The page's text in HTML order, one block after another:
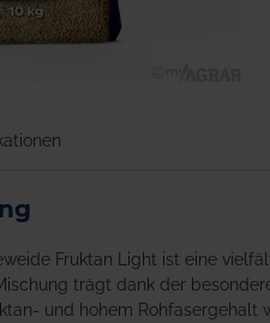
Fruktan Light ist eine
trägt dank der
und hohem Rohfasergehalt